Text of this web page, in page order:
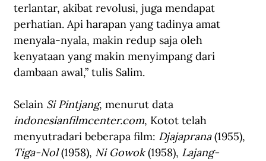
terlantar, akibat revolusi, juga mendapat
perhatian. Api harapan yang tadinya amat
menyala-nyala, makin redup saja oleh
kenyataan yang makin menyimpang dari
dambaan awal,” tulis Salim.
Selain Si Pintjang, menurut data
indonesianfilmcenter.com, Kotot telah
menyutradari beberapa film: Djajaprana (1955),
Tiga-Nol (1958), Ni Gowok (1958), Lajang-